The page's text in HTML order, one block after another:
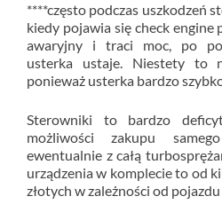
****często podczas uszkodzeń
kiedy pojawia się check
awaryjny i traci moc, po
usterka ustaje. Niestety to
ponieważ usterka bardzo
Sterowniki to bardzo
możliwości zakupu
ewentualnie z całą
urządzenia w komplecie to od
złotych w zależności od pojazdu